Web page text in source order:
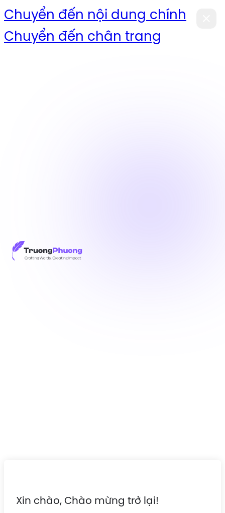
Chuyển đến nội dung chính
Chuyển đến chân trang
Xin chào, Chào mừng trở lại!